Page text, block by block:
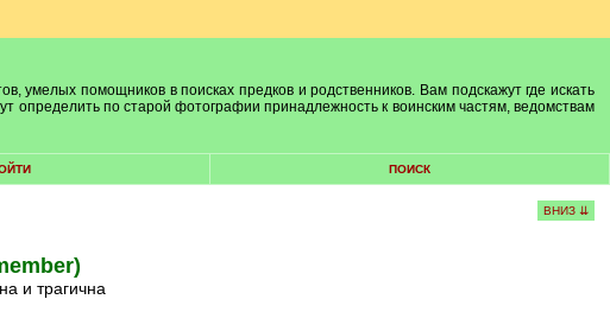
умелых помощников в поисках предков и родственников. Вам подскажут где искать
определить по старой фотографии принадлежность к воинским частям, ведомствам
ПОИСК
ВНИЗ ⇊
и трагична